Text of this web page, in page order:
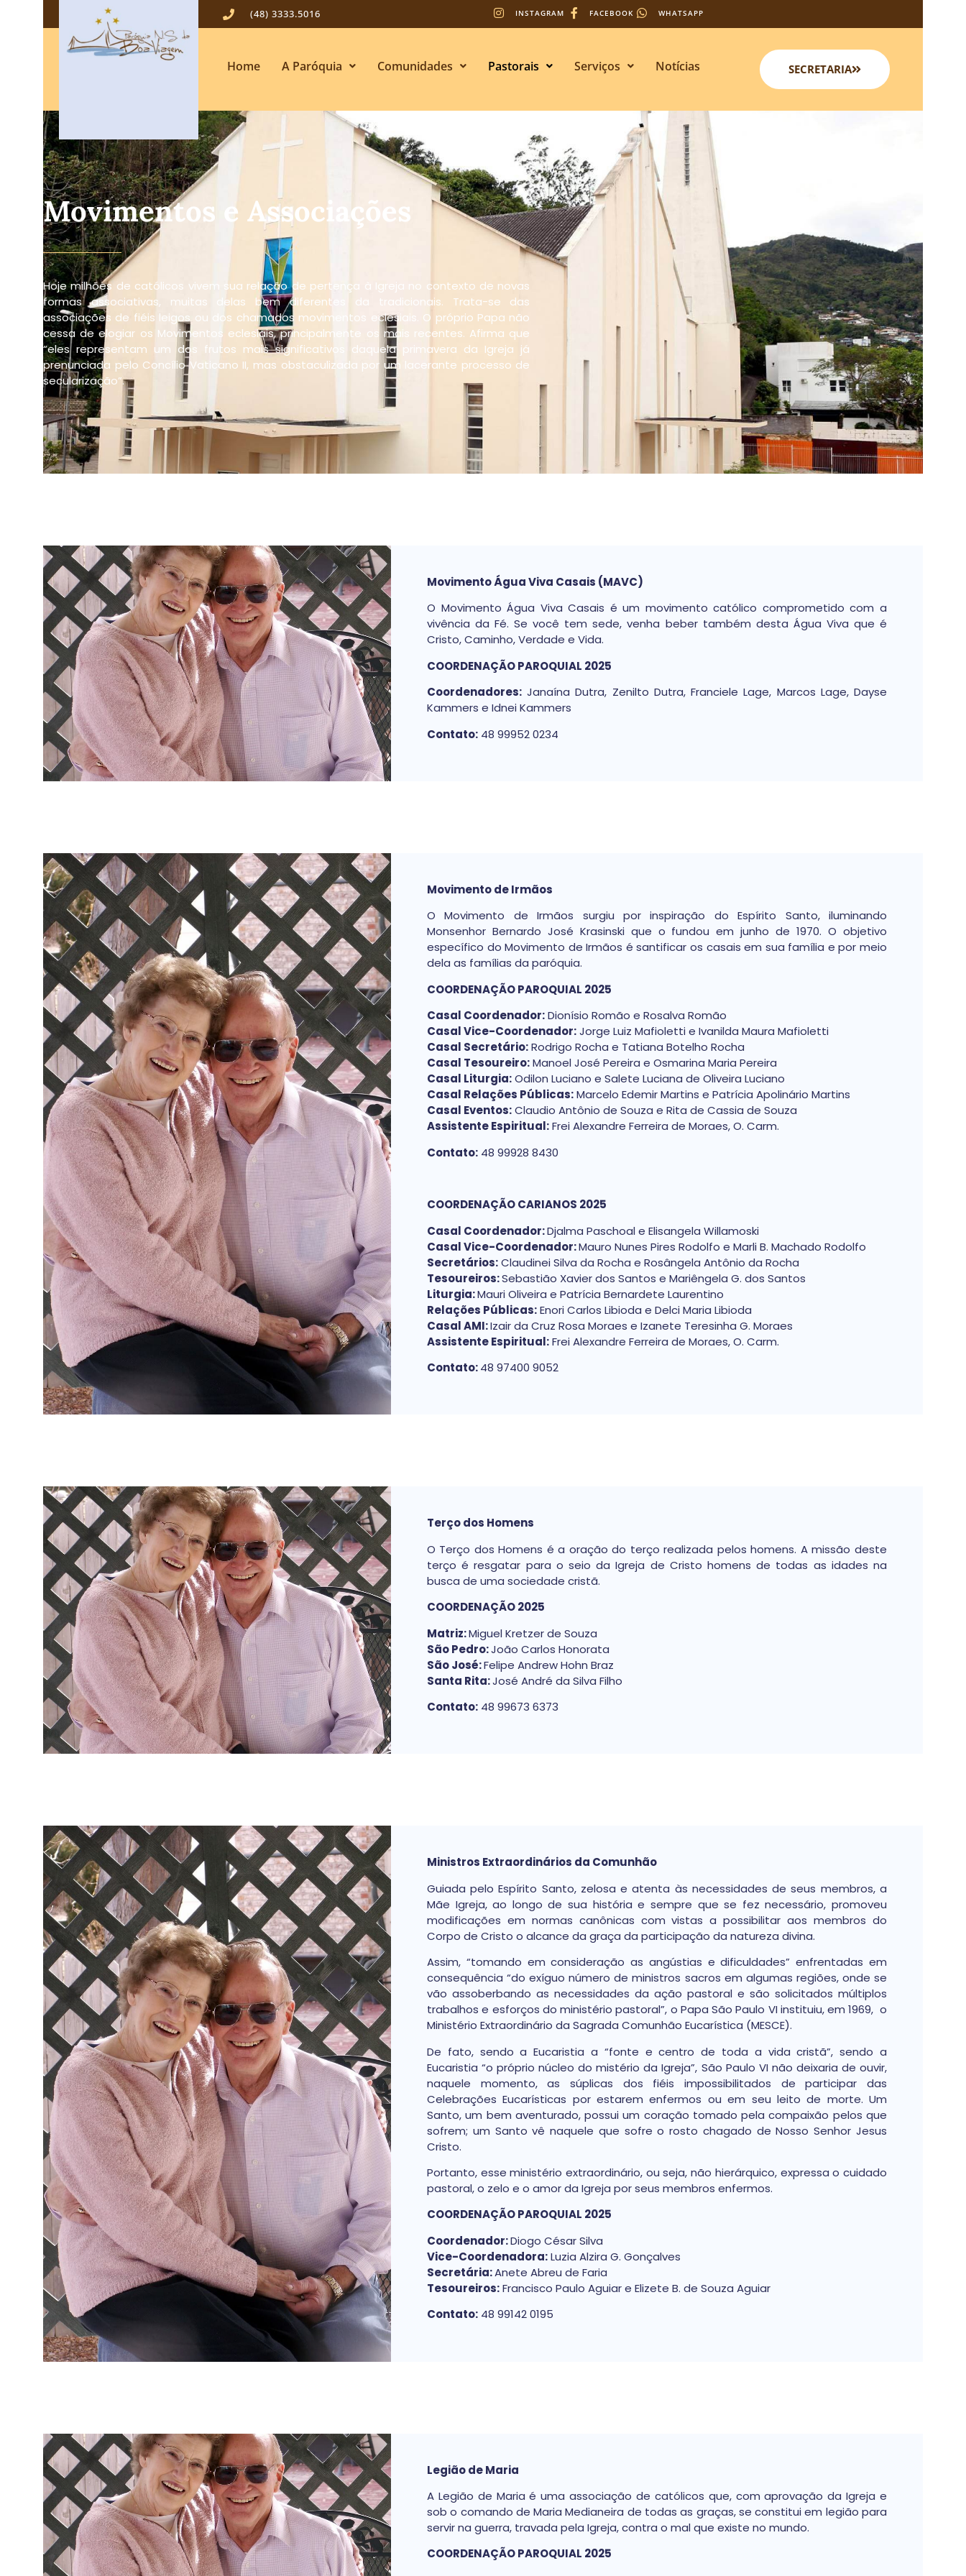
(48) 3333.5016 INSTAGRAM FACEBOOK WHATSAPP
Home A Paróquia Comunidades Pastorais Serviços Notícias SECRETARIA
Movimentos e Associações
Hoje milhões de católicos vivem sua relação de pertença à Igreja no contexto de novas
formas associativas, muitas delas bem diferentes da tradicionais. Trata-se das
associações de fiéis leigos ou dos chamados movimentos eclesiais. O próprio Papa não
cessa de elogiar os Movimentos eclesiais, principalmente os mais recentes. Afirma que
“eles representam um dos frutos mais significativos daquela primavera da Igreja já
prenunciada pelo Concílio Vaticano II, mas obstaculizada por um lacerante processo de
secularização”.
Movimento Água Viva Casais (MAVC)
O Movimento Água Viva Casais é um movimento católico comprometido com a
vivência da Fé. Se você tem sede, venha beber também desta Água Viva que é
Cristo, Caminho, Verdade e Vida.
COORDENAÇÃO PAROQUIAL 2025
Coordenadores:Janaína Dutra, Zenilto Dutra, Franciele Lage, Marcos Lage, Dayse
Kammers e Idnei Kammers
Contato:48 99952 0234
Movimento de Irmãos
O Movimento de Irmãos surgiu por inspiração do Espírito Santo, iluminando
Monsenhor Bernardo José Krasinski que o fundou em junho de 1970. O objetivo
específico do Movimento de Irmãos é santificar os casais em sua família e por meio
dela as famílias da paróquia.
COORDENAÇÃO PAROQUIAL 2025
Casal Coordenador:Dionísio Romão e Rosalva Romão
Casal Vice-Coordenador:Jorge Luiz Mafioletti e Ivanilda Maura Mafioletti
Casal Secretário:Rodrigo Rocha e Tatiana Botelho Rocha
Casal Tesoureiro:Manoel José Pereira e Osmarina Maria Pereira
Casal Liturgia:Odilon Luciano e Salete Luciana de Oliveira Luciano
Casal Relações Públicas:Marcelo Edemir Martins e Patrícia Apolinário Martins
Casal Eventos:Claudio Antônio de Souza e Rita de Cassia de Souza
Assistente Espiritual:Frei Alexandre Ferreira de Moraes, O. Carm.
Contato:48 99928 8430
COORDENAÇÃO CARIANOS 2025
Casal Coordenador:Djalma Paschoal e Elisangela Willamoski
Casal Vice-Coordenador:Mauro Nunes Pires Rodolfo e Marli B. Machado Rodolfo
Secretários:Claudinei Silva da Rocha e Rosângela Antônio da Rocha
Tesoureiros:Sebastião Xavier dos Santos e Mariêngela G. dos Santos
Liturgia:Mauri Oliveira e Patrícia Bernardete Laurentino
Relações Públicas:Enori Carlos Libioda e Delci Maria Libioda
Casal AMI:Izair da Cruz Rosa Moraes e Izanete Teresinha G. Moraes
Assistente Espiritual:Frei Alexandre Ferreira de Moraes, O. Carm.
Contato:48 97400 9052
Terço dos Homens
O Terço dos Homens é a oração do terço realizada pelos homens. A missão deste
terço é resgatar para o seio da Igreja de Cristo homens de todas as idades na
busca de uma sociedade cristã.
COORDENAÇÃO 2025
Matriz:Miguel Kretzer de Souza
São Pedro:João Carlos Honorata
São José:Felipe Andrew Hohn Braz
Santa Rita:José André da Silva Filho
Contato:48 99673 6373
Ministros Extraordinários da Comunhão
Guiada pelo Espírito Santo, zelosa e atenta às necessidades de seus membros, a
Mãe Igreja, ao longo de sua história e sempre que se fez necessário, promoveu
modificações em normas canônicas com vistas a possibilitar aos membros do
Corpo de Cristo o alcance da graça da participação da natureza divina.
Assim, “tomando em consideração as angústias e dificuldades” enfrentadas em
consequência “do exíguo número de ministros sacros em algumas regiões, onde se
vão assoberbando as necessidades da ação pastoral e são solicitados múltiplos
trabalhos e esforços do ministério pastoral”, o Papa São Paulo VI instituiu, em 1969, o
Ministério Extraordinário da Sagrada Comunhão Eucarística (MESCE).
De fato, sendo a Eucaristia a “fonte e centro de toda a vida cristã”, sendo a
Eucaristia “o próprio núcleo do mistério da Igreja”, São Paulo VI não deixaria de ouvir,
naquele momento, as súplicas dos fiéis impossibilitados de participar das
Celebrações Eucarísticas por estarem enfermos ou em seu leito de morte. Um
Santo, um bem aventurado, possui um coração tomado pela compaixão pelos que
sofrem; um Santo vê naquele que sofre o rosto chagado de Nosso Senhor Jesus
Cristo.
Portanto, esse ministério extraordinário, ou seja, não hierárquico, expressa o cuidado
pastoral, o zelo e o amor da Igreja por seus membros enfermos.
COORDENAÇÃO PAROQUIAL 2025
Coordenador:Diogo César Silva
Vice-Coordenadora:Luzia Alzira G. Gonçalves
Secretária:Anete Abreu de Faria
Tesoureiros:Francisco Paulo Aguiar e Elizete B. de Souza Aguiar
Contato:48 99142 0195
Legião de Maria
A Legião de Maria é uma associação de católicos que, com aprovação da Igreja e
sob o comando de Maria Medianeira de todas as graças, se constitui em legião para
servir na guerra, travada pela Igreja, contra o mal que existe no mundo.
COORDENAÇÃO PAROQUIAL 2025